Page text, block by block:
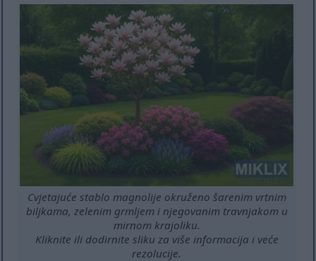
Cvjetajuće stablo magnolije okruženo šarenim vrtnim
biljkama, zelenim grmljem i njegovanim travnjakom u
mirnom krajoliku.
Kliknite ili dodirnite sliku za više informacija i veće
rezolucije.